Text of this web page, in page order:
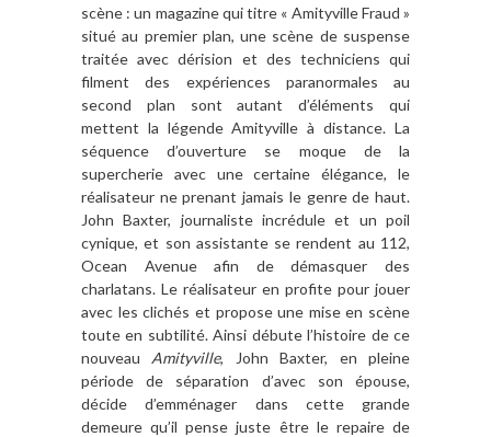
scène : un magazine qui titre « Amityville Fraud »
situé au premier plan, une scène de suspense
traitée avec dérision et des techniciens qui
filment des expériences paranormales au
second plan sont autant d’éléments qui
mettent la légende Amityville à distance. La
séquence d’ouverture se moque de la
supercherie avec une certaine élégance, le
réalisateur ne prenant jamais le genre de haut.
John Baxter, journaliste incrédule et un poil
cynique, et son assistante se rendent au 112,
Ocean Avenue afin de démasquer des
charlatans. Le réalisateur en profite pour jouer
avec les clichés et propose une mise en scène
toute en subtilité. Ainsi débute l’histoire de ce
nouveau Amityville, John Baxter, en pleine
période de séparation d’avec son épouse,
décide d’emménager dans cette grande
demeure qu’il pense juste être le repaire de